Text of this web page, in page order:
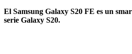
El Samsung Galaxy S20 FE es un
serie Galaxy S20.